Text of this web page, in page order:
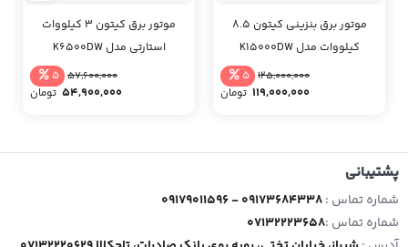
موتور برق بنزینی کیتون 8.5
کیلووات مدل K15000DW
125,000,000
5
119,000,000 تومان
موتور برق کیتون 3 کیلووات
استارتی مدل K6500DW
57,600,000
5
54,900,000 تومان
پشتیبانی
شماره تماس :09179011596 - 09173684338
شماره تماس :07132223658